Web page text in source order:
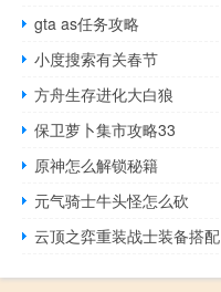
gta as任务攻略
小度搜索有关春节
方舟生存进化大白狼
保卫萝卜集市攻略33
原神怎么解锁秘籍
元气骑士牛头怪怎么砍
云顶之弈重装战士装备搭配